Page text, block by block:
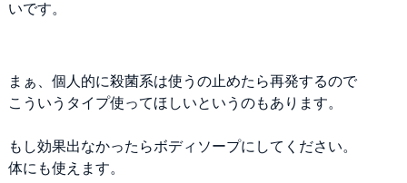
いです。
まぁ、個人的に殺菌系は使うの止めたら再発するので
こういうタイプ使ってほしいというのもあります。
もし効果出なかったらボディソープにしてください。
体にも使えます。